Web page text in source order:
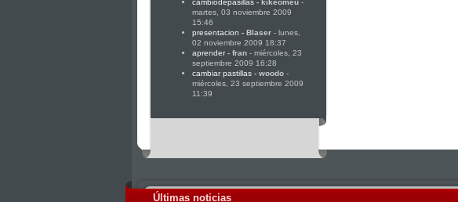
cambiodepasillas - kikeomeu -
martes, 03 noviembre 2009
15:46
presentacion - Blaser - lunes,
02 noviembre 2009 18:37
aprender- fran - miércoles, 23
septiembre 2009 16:28
cambiar pastillas - woodo -
miércoles, 23 septiembre 2009
11:39
Últimas noticias